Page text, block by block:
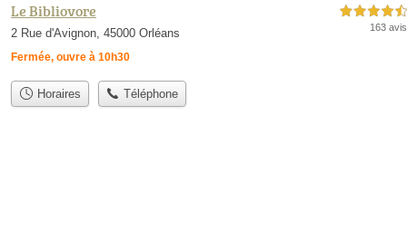
Le Bibliovore
2 Rue d'Avignon, 45000 Orléans
Fermée, ouvre à 10h30
4,5 étoiles sur 5
163 avis
Horaires Téléphone